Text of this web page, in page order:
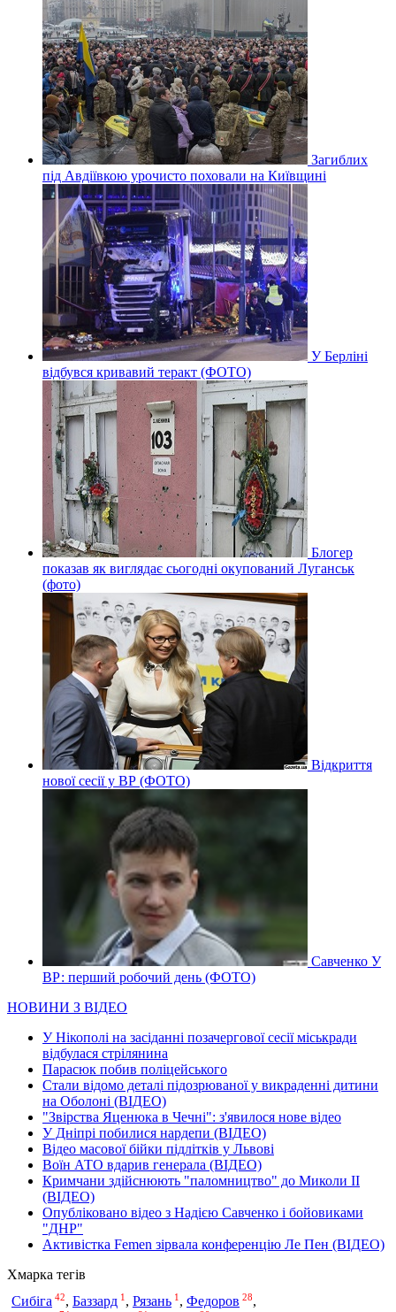
Загиблих
під Авдіївкою урочисто поховали на Київщині
У Берліні
відбувся кривавий теракт (ФОТО)
Блогер
показав як виглядає сьогодні окупований Луганськ
(фото)
Відкриття
нової сесії у ВР (ФОТО)
Савченко У
ВР: перший робочий день (ФОТО)
НОВИНИ З ВІДЕО
У Нікополі на засіданні позачергової сесії міськради
відбулася стрілянина
Парасюк побив поліцейського
Стали відомо деталі підозрюваної у викраденні дитини
на Оболоні (ВІДЕО)
"Звірства Яценюка в Чечні": з'явилося нове відео
У Дніпрі побилися нардепи (ВІДЕО)
Відео масової бійки підлітків у Львові
Воїн АТО вдарив генерала (ВІДЕО)
Кримчани здійснюють "паломництво" до Миколи ІІ
(ВІДЕО)
Опубліковано відео з Надією Савченко і бойовиками
"ДНР"
Активістка Femen зірвала конференцію Ле Пен (ВІДЕО)
Хмарка тегів
Сибіга 42, Баззард 1 , Рязань 1 , Федоров 28,